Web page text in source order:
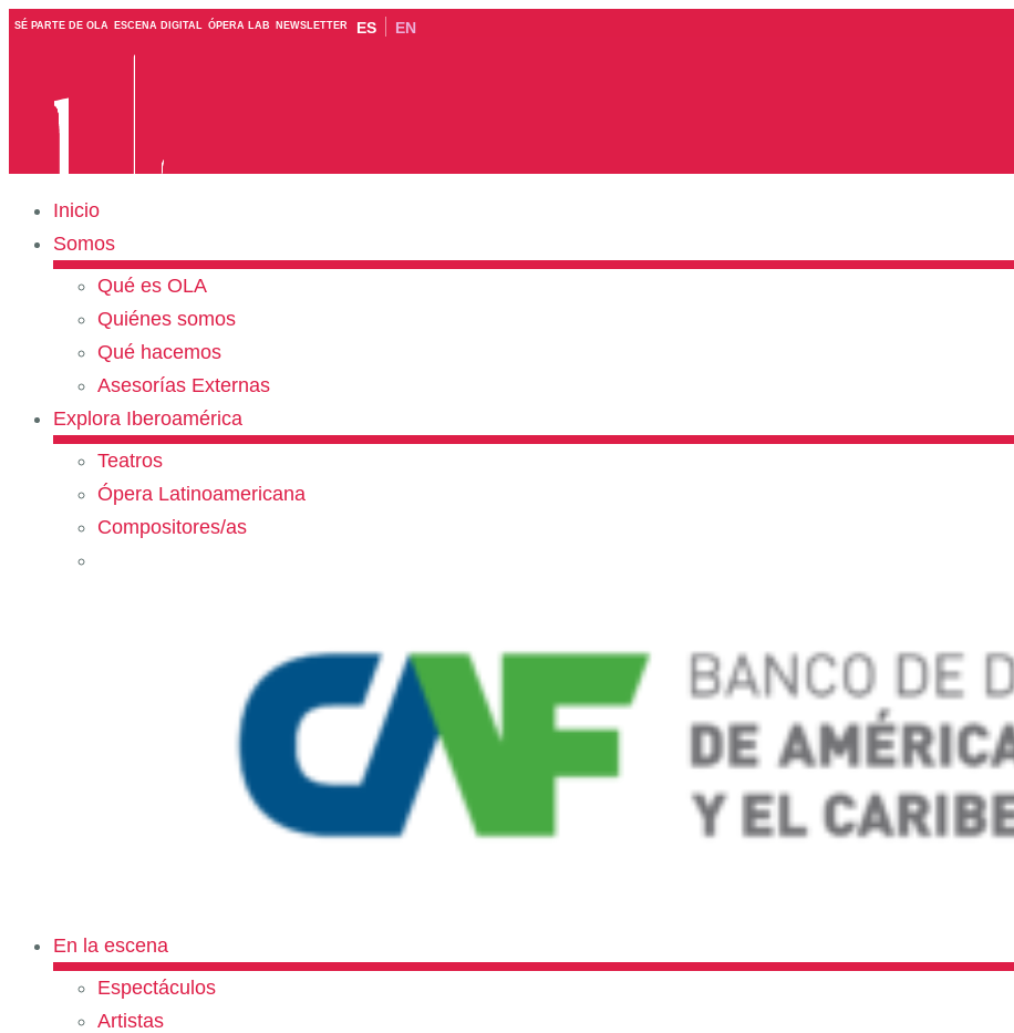
SÉ PARTE DE OLA ESCENA DIGITAL ÓPERA LAB NEWSLETTER ES EN
Inicio
Somos
Qué es OLA
Quiénes somos
Qué hacemos
Asesorías Externas
Explora Iberoamérica
Teatros
Ópera Latinoamericana
Compositores/as
En la escena
Espectáculos
Artistas